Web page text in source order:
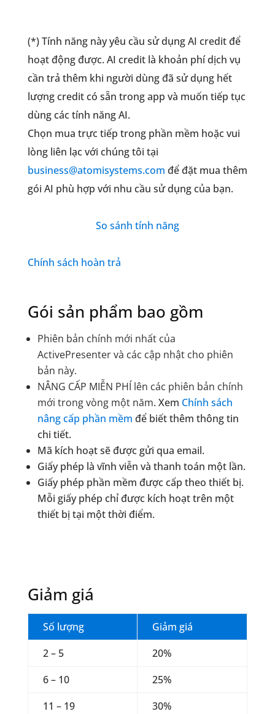
(*) Tính năng này yêu cầu sử dụng AI credit để
hoạt động được. AI credit là khoản phí dịch vụ
cần trả thêm khi người dùng đã sử dụng hết
lượng credit có sẵn trong app và muốn tiếp tục
dùng các tính năng AI.
Chọn mua trực tiếp trong phần mềm hoặc vui
lòng liên lạc với chúng tôi tại
business@atomisystems.com để đặt mua thêm
gói AI phù hợp với nhu cầu sử dụng của bạn.
So sánh tính năng
Chính sách hoàn trả
Gói sản phẩm bao gồm
Phiên bản chính mới nhất của
ActivePresenter và các cập nhật cho phiên
bản này.
NÂNG CẤP MIỄN PHÍ lên các phiên bản chính
mới trong vòng một năm. Xem Chính sách
nâng cấp phần mềm để biết thêm thông tin
chi tiết.
Mã kích hoạt sẽ được gửi qua email.
Giấy phép là vĩnh viễn và thanh toán một lần.
Giấy phép phần mềm được cấp theo thiết bị.
Mỗi giấy phép chỉ được kích hoạt trên một
thiết bị tại một thời điểm.
Giảm giá
Số lượng
Giảm giá
2 – 5
20%
6 – 10
25%
11 – 19
30%